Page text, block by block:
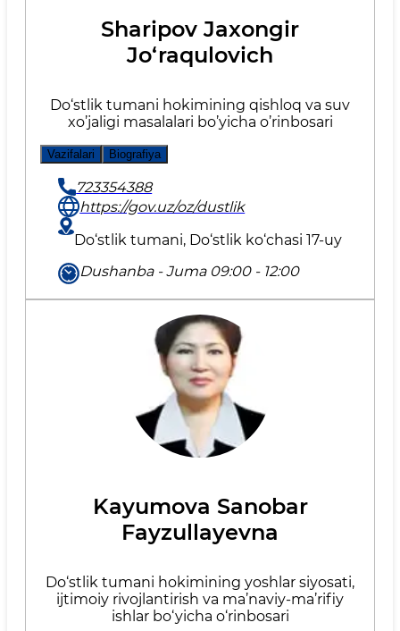
Sharipov Jaxongir
Jo‘raqulovich
Do‘stlik tumani hokimining qishloq va suv
xo’jaligi masalalari bo’yicha o’rinbosari
Vazifalari Biografiya
723354388
https://gov.uz/oz/dustlik
Do‘stlik tumani, Do‘stlik ko‘chasi 17-uy
Dushanba - Juma 09:00 - 12:00
Kayumova Sanobar
Fayzullayevna
Do‘stlik tumani hokimining yoshlar siyosati,
ijtimoiy rivojlantirish va ma’naviy-ma’rifiy
ishlar bo‘yicha o‘rinbosari